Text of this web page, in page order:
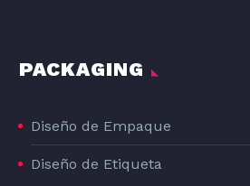
PACKAGING
Diseño de Empaque
Diseño de Etiqueta